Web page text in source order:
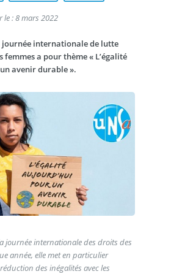
le : 8 mars 2022
journée internationale de lutte
femmes a pour thème « L’égalité
avenir durable ».
journée internationale des droits des
année, elle met en particulier
des inégalités avec les